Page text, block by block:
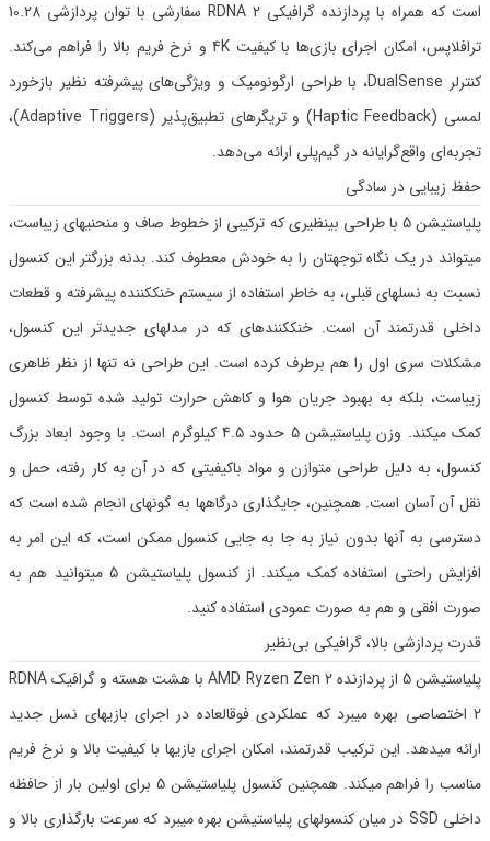
است که همراه با پردازنده گرافیکی RDNA 2 سفارشی با توان پردازشی 10.28
ترافلاپس، امکان اجرای بازی‌ها با کیفیت 4K و نرخ فریم بالا را فراهم می‌کند.
کنترلر DualSense، با طراحی ارگونومیک و ویژگی‌های پیشرفته نظیر بازخورد
لمسی (Haptic Feedback) و تریگرهای تطبیق‌پذیر (Adaptive Triggers)،
تجربه‌ای واقع‌گرایانه در گیم‌پلی ارائه می‌دهد.
حفظ زیبایی در سادگی
پلیاستیشن 5 با طراحی بینظیری که ترکیبی از خطوط صاف و منحنیهای زیباست،
میتواند در یک نگاه توجهتان را به خودش معطوف کند. بدنه بزرگتر این کنسول
نسبت به نسلهای قبلی، به خاطر استفاده از سیستم خنککننده پیشرفته و قطعات
داخلی قدرتمند آن است. خنککنندهای که در مدلهای جدیدتر این کنسول،
مشکلات سری اول را هم برطرف کرده است. این طراحی نه تنها از نظر ظاهری
زیباست، بلکه به بهبود جریان هوا و کاهش حرارت تولید شده توسط کنسول
کمک میکند. وزن پلیاستیشن 5 حدود 4.5 کیلوگرم است. با وجود ابعاد بزرگ
کنسول، به دلیل طراحی متوازن و مواد باکیفیتی که در آن به کار رفته، حمل و
نقل آن آسان است. همچنین، جایگذاری درگاهها به گونهای انجام شده است که
دسترسی به آنها بدون نیاز به جا به جایی کنسول ممکن است، که این امر به
افزایش راحتی استفاده کمک میکند. از کنسول پلیاستیشن 5 میتوانید هم به
صورت افقی و هم به صورت عمودی استفاده کنید.
قدرت پردازشی بالا، گرافیکی بی‌نظیر
پلیاستیشن 5 از پردازنده AMD Ryzen Zen 2 با هشت هسته و گرافیک RDNA
2 اختصاصی بهره میبرد که عملکردی فوقالعاده در اجرای بازیهای نسل جدید
ارائه میدهد. این ترکیب قدرتمند، امکان اجرای بازیها با کیفیت بالا و نرخ فریم
مناسب را فراهم میکند. همچنین کنسول پلیاستیشن 5 برای اولین بار از حافظه
داخلی SSD در میان کنسولهای پلیاستیشن بهره میبرد که سرعت بارگذاری بالا و